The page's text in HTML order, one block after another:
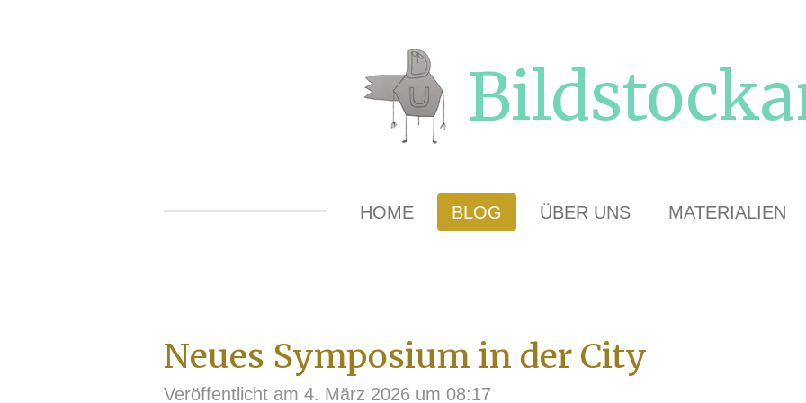
HOME BLOG ÜBER UNS MATERIALIEN
Neues Symposium in der City
Veröffentlicht am 4. März 2026 um 08:17